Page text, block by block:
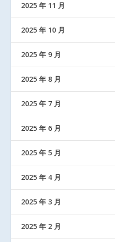
2025 年 11 月
2025 年 10 月
2025 年 9 月
2025 年 8 月
2025 年 7 月
2025 年 6 月
2025 年 5 月
2025 年 4 月
2025 年 3 月
2025 年 2 月